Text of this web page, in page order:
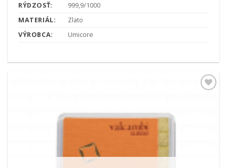
RÝDZOSŤ:
999,9/1000
MATERIÁL:
Zlato
VÝROBCA:
Umicore